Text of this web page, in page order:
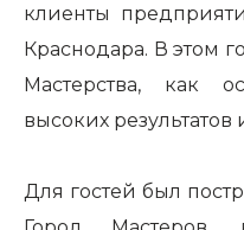
клиенты
Краснодара. В этом
Мастерства, как
высоких результатов
Для гостей был